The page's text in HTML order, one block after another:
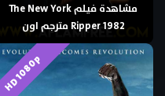
مشاهدة فيلم The New York
Ripper 1982 مترجم اون
HD 1080p